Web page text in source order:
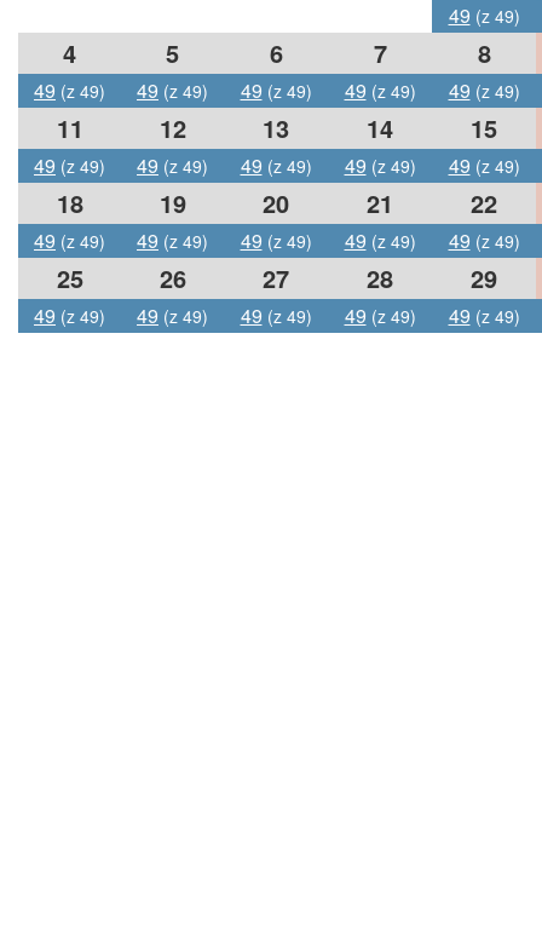
49 (z 49)
4
49 (z 49)
5
49 (z 49)
6
49 (z 49)
7
49 (z 49)
8
49 (z 49)
11
49 (z 49)
12
49 (z 49)
13
49 (z 49)
14
49 (z 49)
15
49 (z 49)
18
49 (z 49)
19
49 (z 49)
20
49 (z 49)
21
49 (z 49)
22
49 (z 49)
25
49 (z 49)
26
49 (z 49)
27
49 (z 49)
28
49 (z 49)
29
49 (z 49)